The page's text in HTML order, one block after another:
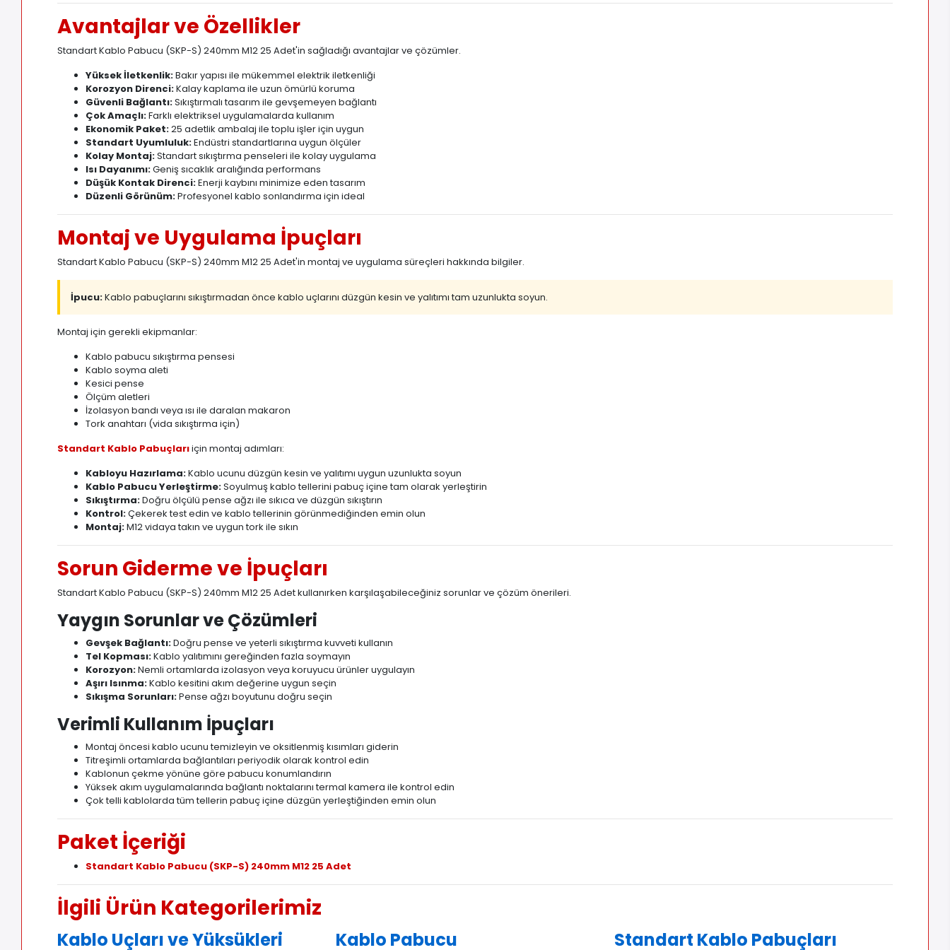
Avantajlar ve Özellikler
Standart Kablo Pabucu (SKP-S) 240mm M12 25 Adet'in sağladığı avantajlar ve çözümler.
Yüksek İletkenlik:Bakır yapısı ile mükemmel elektrik iletkenliği
Korozyon Direnci:Kalay kaplama ile uzun ömürlü koruma
Güvenli Bağlantı:Sıkıştırmalı tasarım ile gevşemeyen bağlantı
Çok Amaçlı:Farklı elektriksel uygulamalarda kullanım
Ekonomik Paket:25 adetlik ambalaj ile toplu işler için uygun
Standart Uyumluluk:Endüstri standartlarına uygun ölçüler
Kolay Montaj:Standart sıkıştırma penseleri ile kolay uygulama
Isı Dayanımı:Geniş sıcaklık aralığında performans
Düşük Kontak Direnci:Enerji kaybını minimize eden tasarım
Düzenli Görünüm:Profesyonel kablo sonlandırma için ideal
Montaj ve Uygulama İpuçları
Standart Kablo Pabucu (SKP-S) 240mm M12 25 Adet'in montaj ve uygulama süreçleri hakkında bilgiler.
İpucu:Kablo pabuçlarını sıkıştırmadan önce kablo uçlarını düzgün kesin ve yalıtımı tam uzunlukta soyun.
Montaj için gerekli ekipmanlar:
Kablo pabucu sıkıştırma pensesi
Kablo soyma aleti
Kesici pense
Ölçüm aletleri
İzolasyon bandı veya ısı ile daralan makaron
Tork anahtarı (vida sıkıştırma için)
Standart Kablo Pabuçlarıiçin montaj adımları:
Kabloyu Hazırlama:Kablo ucunu düzgün kesin ve yalıtımı uygun uzunlukta soyun
Kablo Pabucu Yerleştirme:Soyulmuş kablo tellerini pabuç içine tam olarak yerleştirin
Sıkıştırma:Doğru ölçülü pense ağzı ile sıkıca ve düzgün sıkıştırın
Kontrol:Çekerek test edin ve kablo tellerinin görünmediğinden emin olun
Montaj:M12 vidaya takın ve uygun tork ile sıkın
Sorun Giderme ve İpuçları
Standart Kablo Pabucu (SKP-S) 240mm M12 25 Adet kullanırken karşılaşabileceğiniz sorunlar ve çözüm önerileri.
Yaygın Sorunlar ve Çözümleri
Gevşek Bağlantı:Doğru pense ve yeterli sıkıştırma kuvveti kullanın
Tel Kopması:Kablo yalıtımını gereğinden fazla soymayın
Korozyon:Nemli ortamlarda izolasyon veya koruyucu ürünler uygulayın
Aşırı Isınma:Kablo kesitini akım değerine uygun seçin
Sıkışma Sorunları:Pense ağzı boyutunu doğru seçin
Verimli Kullanım İpuçları
Montaj öncesi kablo ucunu temizleyin ve oksitlenmiş kısımları giderin
Titreşimli ortamlarda bağlantıları periyodik olarak kontrol edin
Kablonun çekme yönüne göre pabucu konumlandırın
Yüksek akım uygulamalarında bağlantı noktalarını termal kamera ile kontrol edin
Çok telli kablolarda tüm tellerin pabuç içine düzgün yerleştiğinden emin olun
Paket İçeriği
Standart Kablo Pabucu (SKP-S) 240mm M12 25 Adet
İlgili Ürün Kategorilerimiz
Kablo Uçları ve Yüksükleri Kablo Pabucu Standart Kablo Pabuçları